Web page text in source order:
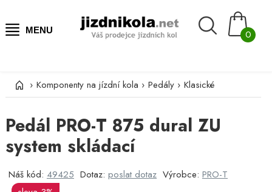
MENU 0
› Komponenty na jízdní kola › Pedály › Klasické
Pedál PRO-T 875 dural ZU
system skládací
Náš kód: 49425 Dotaz: poslat dotaz Výrobce: PRO-T